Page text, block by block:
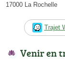
17000 La Rochelle
Trajet
Venir en